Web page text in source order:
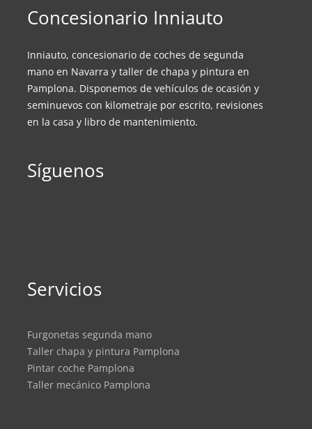
Concesionario Inniauto
Inniauto, concesionario de coches de segunda
mano en Navarra y taller de chapa y pintura en
Pamplona. Disponemos de vehículos de ocasión y
seminuevos con kilometraje por escrito, revisiones
en la casa y libro de mantenimiento.
Síguenos
Servicios
Furgonetas segunda mano
Taller chapa y pintura Pamplona
Pintar coche Pamplona
Taller mecánico Pamplona